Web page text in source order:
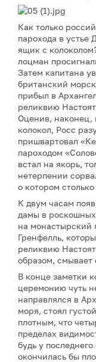
Как только
парохода в устье
ящик с
лоцман
Затем капитана
британский
прибыл в
реликвию
Оценив, наконец,
колокол, Росс
пришвартовал
пароходом
встал на якорь,
нетерпении
о котором
К двум часам
дамы в роскошных
на монастырский
Гренфелль,
реликвию
образом, смывает
В конце заметки
церемонию чуть
направлялся в
моря, стоял
плотным, что
пределах
будь у
окончилась бы